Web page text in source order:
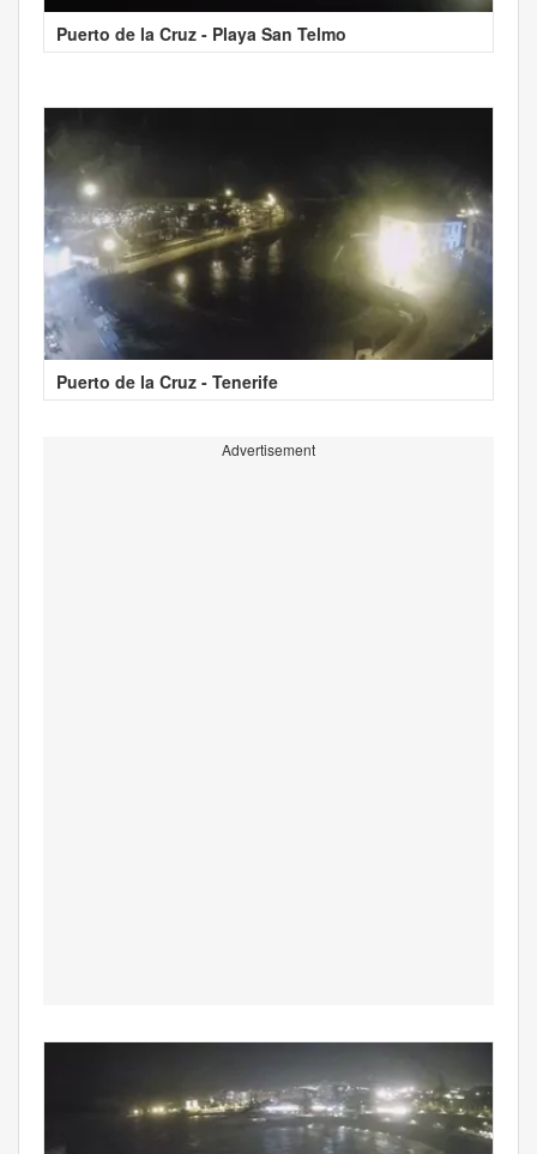
Puerto de la Cruz - Playa San Telmo
Puerto de la Cruz - Tenerife
Advertisement